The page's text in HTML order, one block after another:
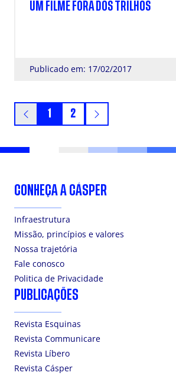
UM FILME FORA DOS TRILHOS
Publicado em: 17/02/2017
1 2
CONHEÇA A CÁSPER
Infraestrutura
Missão, princípios e valores
Nossa trajetória
Fale conosco
Politica de Privacidade
PUBLICAÇÕES
Revista Esquinas
Revista Communicare
Revista Líbero
Revista Cásper